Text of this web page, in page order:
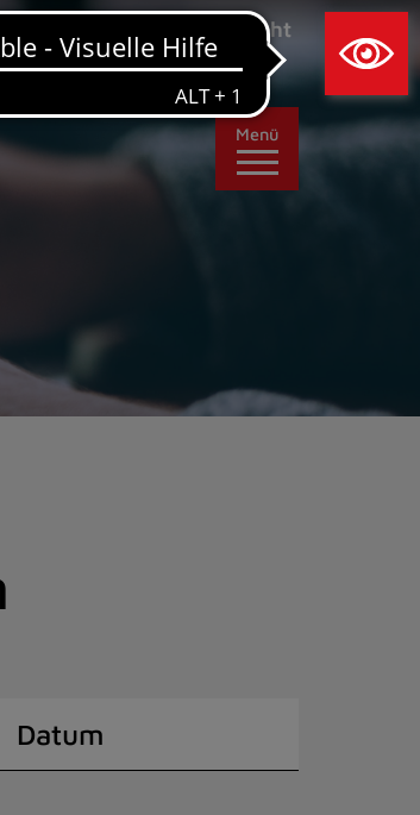
Ansicht
Datum
×